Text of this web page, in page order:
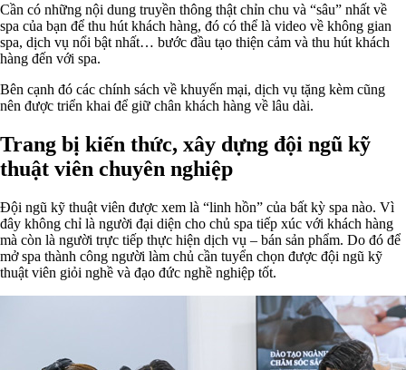
Cần có những nội dung truyền thông thật chỉn chu và “sâu” nhất về
spa của bạn để thu hút khách hàng, đó có thể là video về không gian
spa, dịch vụ nổi bật nhất… bước đầu tạo thiện cảm và thu hút khách
hàng đến với spa.
Bên cạnh đó các chính sách về khuyến mại, dịch vụ tặng kèm cũng
nên được triển khai để giữ chân khách hàng về lâu dài.
Trang bị kiến thức, xây dựng đội ngũ kỹ
thuật viên chuyên nghiệp
Đội ngũ kỹ thuật viên được xem là “linh hồn” của bất kỳ spa nào. Vì
đây không chỉ là người đại diện cho chủ spa tiếp xúc với khách hàng
mà còn là người trực tiếp thực hiện dịch vụ – bán sản phẩm. Do đó để
mở spa thành công người làm chủ cần tuyển chọn được đội ngũ kỹ
thuật viên giỏi nghề và đạo đức nghề nghiệp tốt.